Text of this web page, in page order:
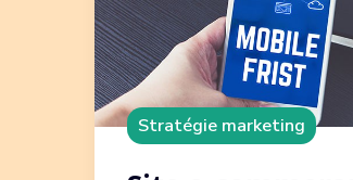
Stratégie marketing